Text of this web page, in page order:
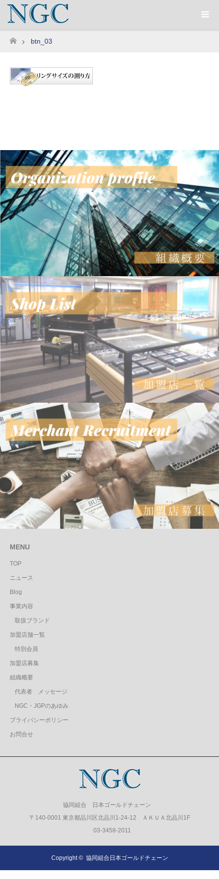
ホーム
btn_03
MENU
TOP
ニュース
Blog
事業内容
取扱ブランド
加盟店舗一覧
特別会員
加盟店募集
組織概要
代表者 メッセージ
NGC・JGPのあゆみ
プライバシーポリシー
お問合せ
協同組合 日本ゴールドチェーン
〒140-0001 東京都品川区北品川1-24-12 ＡＫＵＡ北品川1F
03-3458-2011
Copyright © 協同組合日本ゴールドチェーン